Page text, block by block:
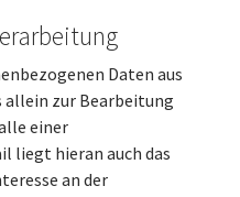
Daten aus
allein zur Bearbeitung
einer
liegt hieran auch das
an der